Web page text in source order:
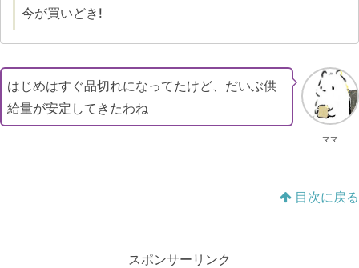
今が買いどき!
ママ
はじめはすぐ品切れになってたけど、だいぶ供
給量が安定してきたわね
目次に戻る
スポンサーリンク